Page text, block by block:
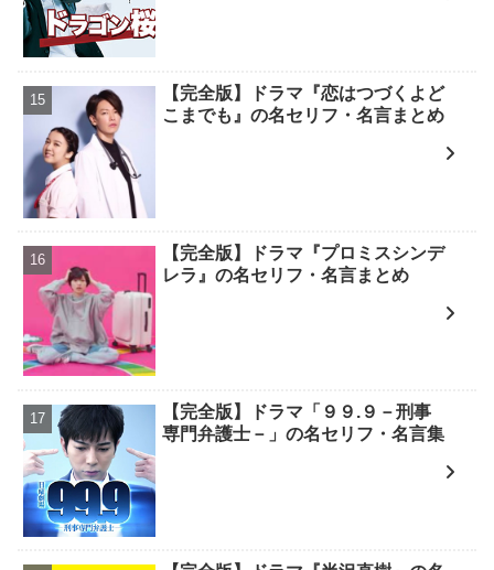
【完全版】ドラマ『恋はつづくよど
こまでも』の名セリフ・名言まとめ
【完全版】ドラマ『プロミスシンデ
レラ』の名セリフ・名言まとめ
【完全版】ドラマ「９９.９－刑事
専門弁護士－」の名セリフ・名言集